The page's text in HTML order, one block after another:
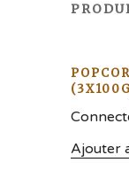
Ajouter